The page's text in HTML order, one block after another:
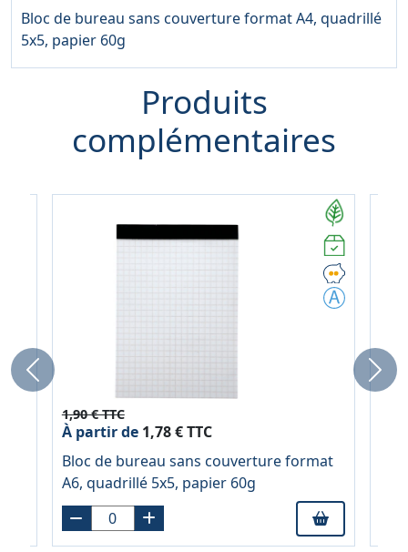
Bloc de bureau sans couverture format A4, quadrillé
5x5, papier 60g
Produits
complémentaires
1,90 € TTC
À partir de1,78 € TTC
Bloc de bureau sans couverture format
A6, quadrillé 5x5, papier 60g
Previous Next